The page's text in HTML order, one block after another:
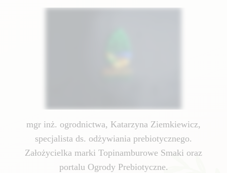
mgr inż. ogrodnictwa, Katarzyna Ziemkiewicz,
specjalista ds. odżywiania prebiotycznego.
Założycielka marki Topinamburowe Smaki oraz
portalu Ogrody Prebiotyczne.